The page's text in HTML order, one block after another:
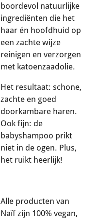
boordevol natuurlijke
ingrediënten die het
haar én hoofdhuid op
een zachte wijze
reinigen en verzorgen
met katoenzaadolie.
Het resultaat: schone,
zachte en goed
doorkambare haren.
Ook fijn: de
babyshampoo prikt
niet in de ogen. Plus,
het ruikt heerlijk!
Alle producten van
Naïf zijn 100% vegan,